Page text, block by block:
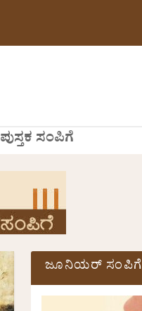
ಪುಸ್ತಕ ಸಂಪಿಗೆ
ಜೂನಿಯರ್ ಸಂಪಿಗೆ